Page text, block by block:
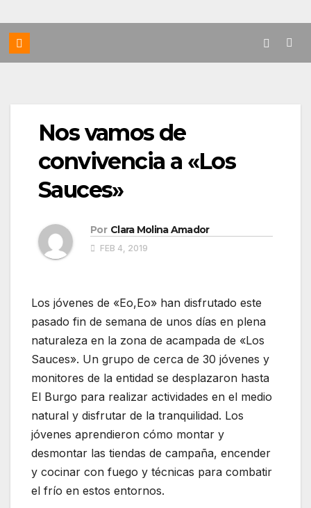
Nos vamos de
convivencia a «Los
Sauces»
Por Clara Molina Amador
FEB 4, 2019
Los jóvenes de «Eo,Eo» han disfrutado este
pasado fin de semana de unos días en plena
naturaleza en la zona de acampada de «Los
Sauces». Un grupo de cerca de 30 jóvenes y
monitores de la entidad se desplazaron hasta
El Burgo para realizar actividades en el medio
natural y disfrutar de la tranquilidad. Los
jóvenes aprendieron cómo montar y
desmontar las tiendas de campaña, encender
y cocinar con fuego y técnicas para combatir
el frío en estos entornos.